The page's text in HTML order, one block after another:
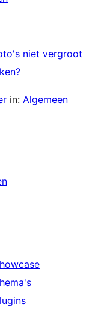
niet vergroot
in: Algemeen